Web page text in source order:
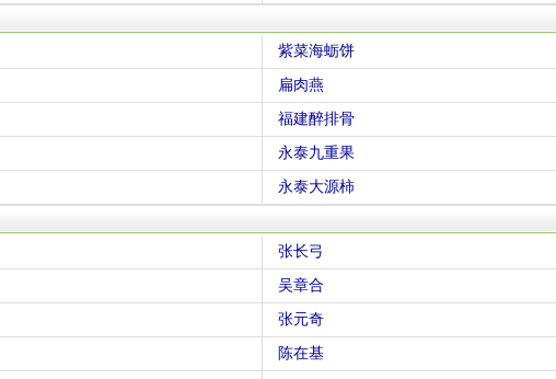
紫菜海蛎饼
扁肉燕
福建醉排骨
永泰九重果
永泰大源柿
张长弓
吴章合
张元奇
陈在基